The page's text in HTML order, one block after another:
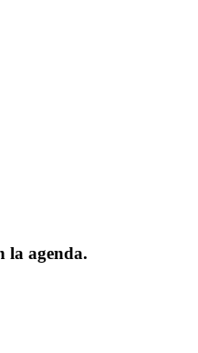
la agenda.